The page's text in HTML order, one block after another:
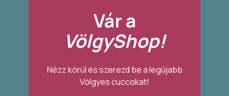
Vár a
VölgyShop!
Nézz körül és szerezd be a legújabb
Völgyes cuccokat!